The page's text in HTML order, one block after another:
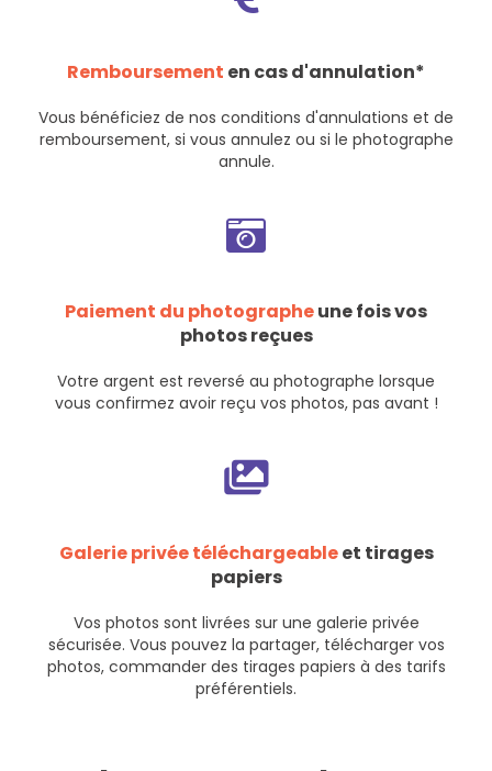
Remboursement en cas d'annulation*
Vous bénéficiez de nos conditions d'annulations et de
remboursement, si vous annulez ou si le photographe
annule.
Paiement du photographeune fois vos
photos reçues
Votre argent est reversé au photographe lorsque
vous confirmez avoir reçu vos photos, pas avant !
Galerie privée téléchargeableet tirages
papiers
Vos photos sont livrées sur une galerie privée
sécurisée. Vous pouvez la partager, télécharger vos
photos, commander des tirages papiers à des tarifs
préférentiels.